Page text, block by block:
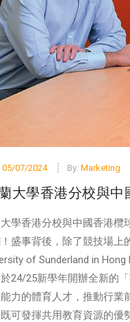
05/07/2024 By: Marketing
大學香港分校與
學香港分校與中國香港欖
盛事背後，除了競技場上
of Sunderland in
24/25新學年開辦全新的
力的體育人才，推動行業
可發揮共用教育資源的優